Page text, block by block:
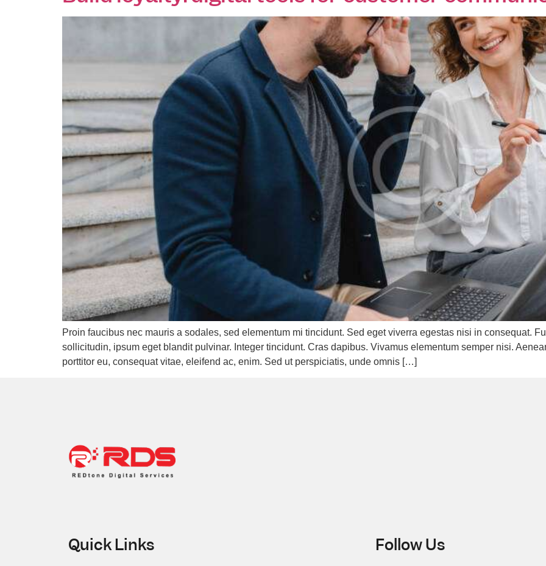
Proin faucibus nec mauris a sodales, sed elementum mi tincidunt. Sed eget viverra egestas nisi in consequat.
sollicitudin, ipsum eget blandit pulvinar. Integer tincidunt. Cras dapibus. Vivamus elementum semper nisi.
porttitor eu, consequat vitae, eleifend ac, enim. Sed ut perspiciatis, unde omnis […]
Quick Links Follow Us